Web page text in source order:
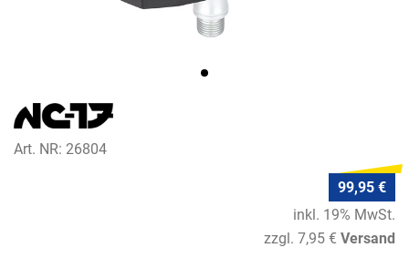
Art. NR: 26804
99,95 €
inkl. 19% MwSt.
zzgl. 7,95 € Versand